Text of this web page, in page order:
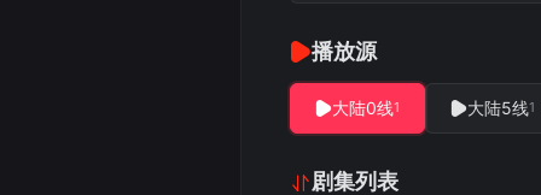
播放源
大陆0线1 大陆5线1
剧集列表